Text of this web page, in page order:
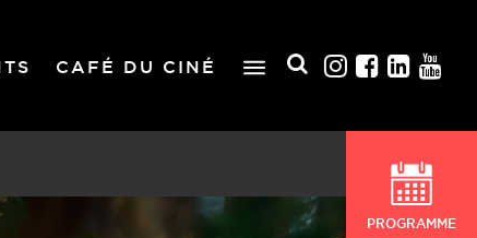
CAFÉ DU CINÉ
PROGRAMME